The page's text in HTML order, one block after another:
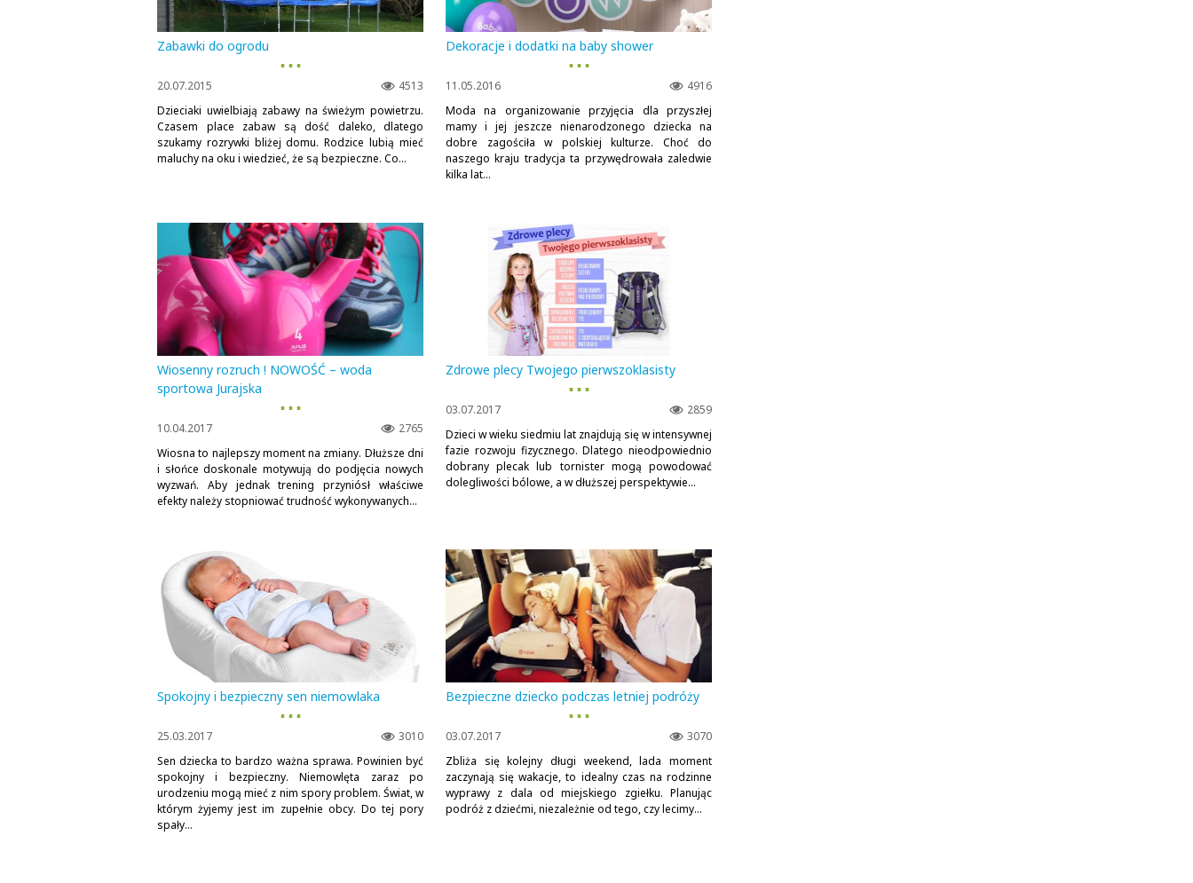
Zabawki do ogrodu
▪ ▪ ▪
4513
20.07.2015
Dzieciaki uwielbiają zabawy na świeżym powietrzu.
Czasem place zabaw są dość daleko, dlatego
szukamy rozrywki bliżej domu. Rodzice lubią mieć
maluchy na oku i wiedzieć, że są bezpieczne. Co...
Dekoracje i dodatki na baby shower
▪ ▪ ▪
4916
11.05.2016
Moda na organizowanie przyjęcia dla przyszłej
mamy i jej jeszcze nienarodzonego dziecka na
dobre zagościła w polskiej kulturze. Choć do
naszego kraju tradycja ta przywędrowała zaledwie
kilka lat...
Wiosenny rozruch ! NOWOŚĆ – woda
sportowa Jurajska
▪ ▪ ▪
2765
10.04.2017
Wiosna to najlepszy moment na zmiany. Dłuższe dni
i słońce doskonale motywują do podjęcia nowych
wyzwań. Aby jednak trening przyniósł właściwe
efekty należy stopniować trudność wykonywanych...
Zdrowe plecy Twojego pierwszoklasisty
▪ ▪ ▪
2859
03.07.2017
Dzieci w wieku siedmiu lat znajdują się w intensywnej
fazie rozwoju fizycznego. Dlatego nieodpowiednio
dobrany plecak lub tornister mogą powodować
dolegliwości bólowe, a w dłuższej perspektywie...
Spokojny i bezpieczny sen niemowlaka
▪ ▪ ▪
3010
25.03.2017
Sen dziecka to bardzo ważna sprawa. Powinien być
spokojny i bezpieczny. Niemowlęta zaraz po
urodzeniu mogą mieć z nim spory problem. Świat, w
którym żyjemy jest im zupełnie obcy. Do tej pory
spały...
Bezpieczne dziecko podczas letniej podróży
▪ ▪ ▪
3070
03.07.2017
Zbliża się kolejny długi weekend, lada moment
zaczynają się wakacje, to idealny czas na rodzinne
wyprawy z dala od miejskiego zgiełku. Planując
podróż z dziećmi, niezależnie od tego, czy lecimy...